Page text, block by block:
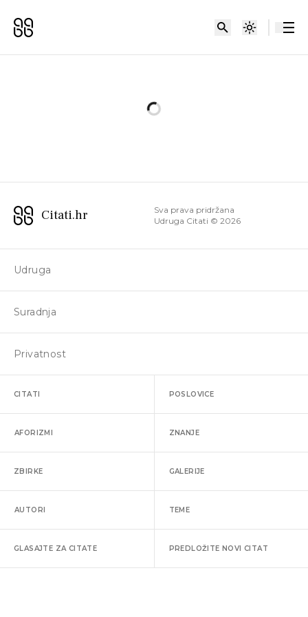
Citati.hr
Sva prava pridržana
Udruga Citati © 2026
Udruga
Suradnja
Privatnost
CITATI POSLOVICE
AFORIZMI ZNANJE
ZBIRKE GALERIJE
AUTORI TEME
GLASAJTE ZA CITATE PREDLOŽITE NOVI CITAT